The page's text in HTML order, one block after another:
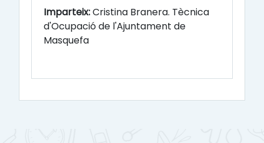
Imparteix:Cristina Branera. Tècnica
d'Ocupació de l'Ajuntament de
Masquefa